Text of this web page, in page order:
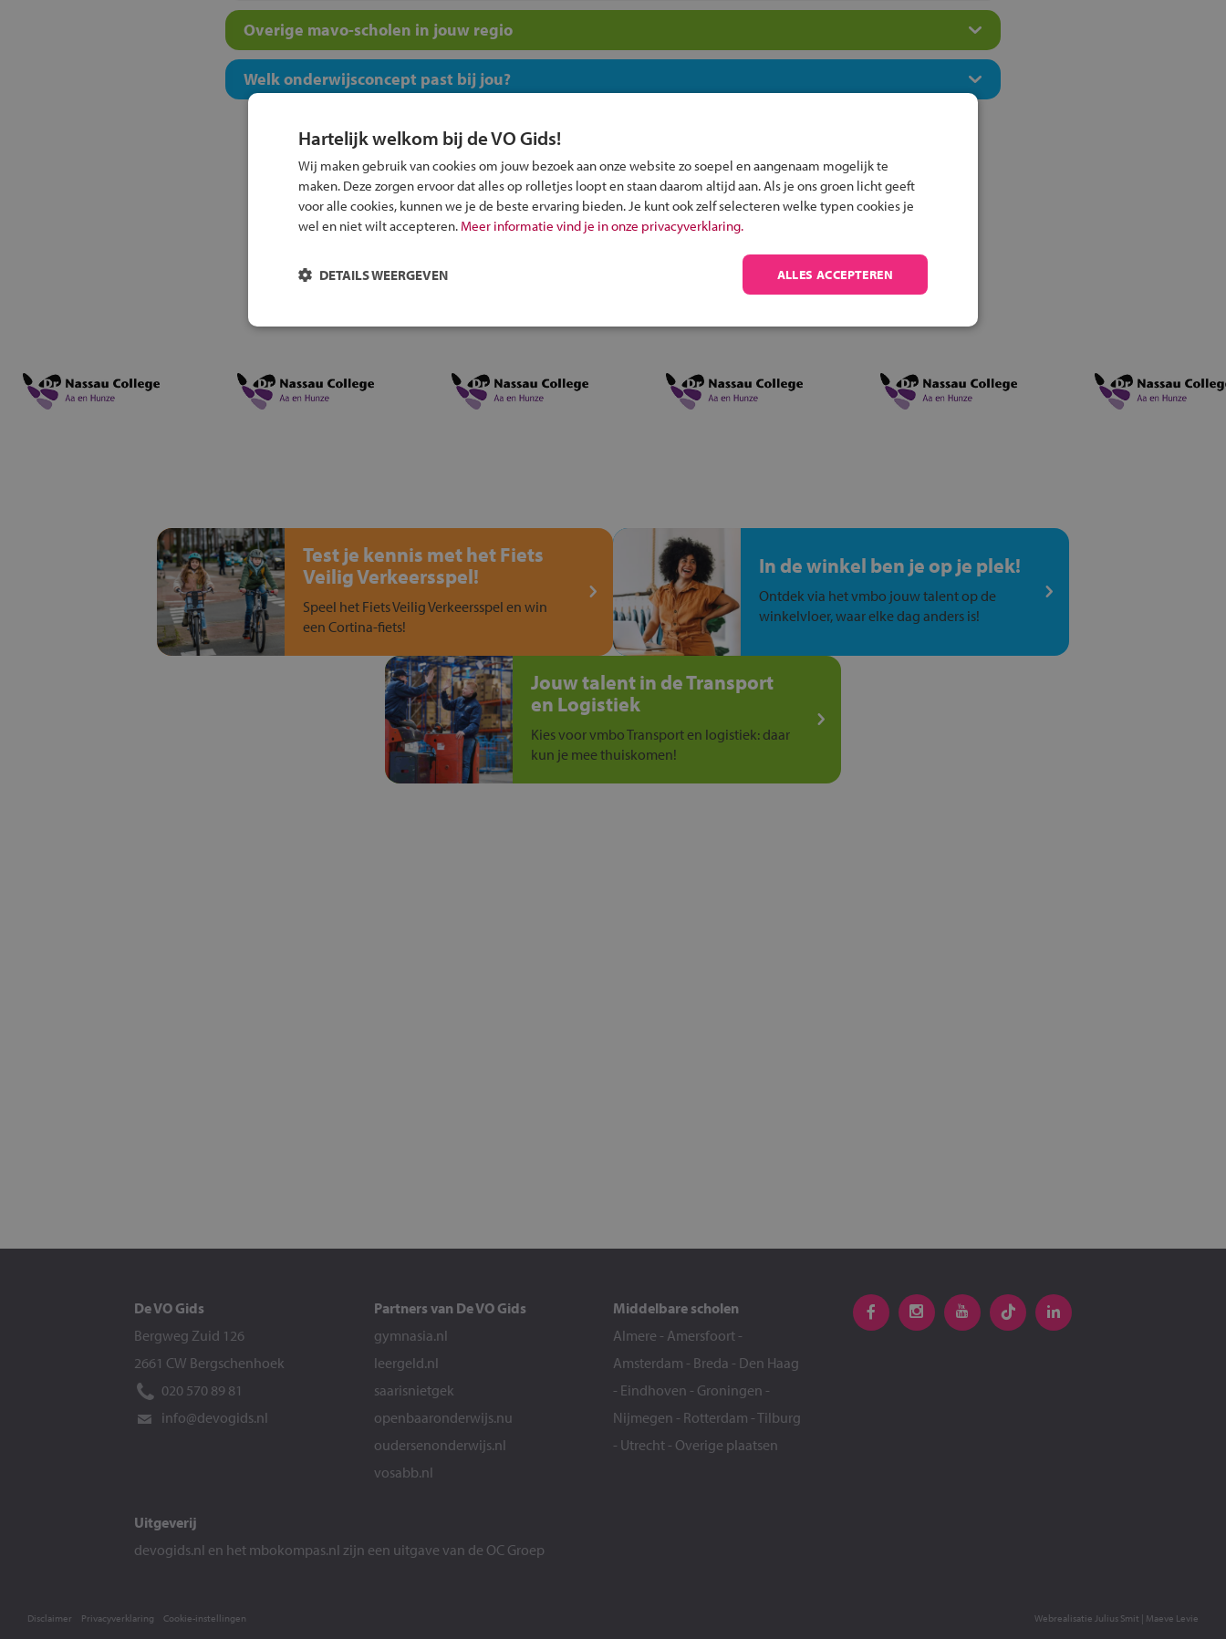
Overige mavo-scholen in jouw regio
Welk onderwijsconcept past bij jou?
Inschrijven?
Alle informatie om je kind aan te melden bij
Test je kennis met het Fiets
Veilig Verkeersspel!
Speel het Fiets Veilig Verkeersspel en win
een Cortina-fiets!
In de winkel ben je op je plek!
Ontdek via het vmbo jouw talent op de
winkelvloer, waar elke dag anders is!
Jouw talent in de Transport
en Logistiek
Kies voor vmbo Transport en logistiek: daar
kun je mee thuiskomen!
De VO Gids
Bergweg Zuid 126
2661 CW Bergschenhoek
020 570 89 81
info@devogids.nl
Partners van De VO Gids
gymnasia.nl
leergeld.nl
saarisnietgek
openbaaronderwijs.nu
oudersenonderwijs.nl
vosabb.nl
Middelbare scholen
Almere - Amersfoort -
Amsterdam - Breda - Den Haag
- Eindhoven - Groningen -
Nijmegen - Rotterdam -Tilburg
- Utrecht - Overige plaatsen
Uitgeverij
devogids.nl en het mbokompas.nl zijn een uitgave van de OC Groep
Webrealisatie Julius Smit | Maeve Levie
Disclaimer Privacyverklaring Cookie-instellingen
Hartelijk welkom bij de VO Gids!
Wij maken gebruik van cookies om jouw bezoek aan onze website zo soepel en aangenaam mogelijk te
maken. Deze zorgen ervoor dat alles op rolletjes loopt en staan daarom altijd aan. Als je ons groen licht geeft
voor alle cookies, kunnen we je de beste ervaring bieden. Je kunt ook zelf selecteren welke typen cookies je
wel en niet wilt accepteren. Meer informatie vind je in onze privacyverklaring.
ALLES ACCEPTEREN
DETAILS WEERGEVEN